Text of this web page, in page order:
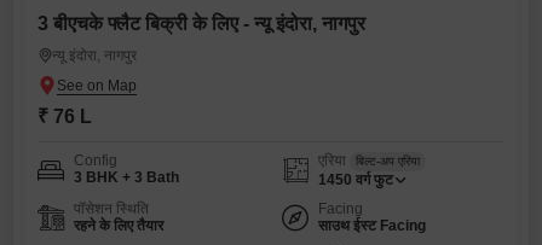
3 बीएचके फ्लैट बिक्री के लिए - न्यू इंदोरा, नागपुर
न्यू इंदोरा, नागपुर
₹ 76 L
Config
3 BHK + 3 Bath
एरिया बिल्ट-अप एरिया
1450 वर्ग फुट
पॉसेशन स्थिति
रहने के लिए तैयार
Facing
साउथ ईस्ट Facing